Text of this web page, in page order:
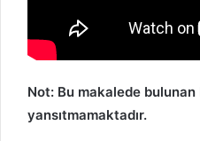
Not: Bu makalede
yansıtmamaktadır.